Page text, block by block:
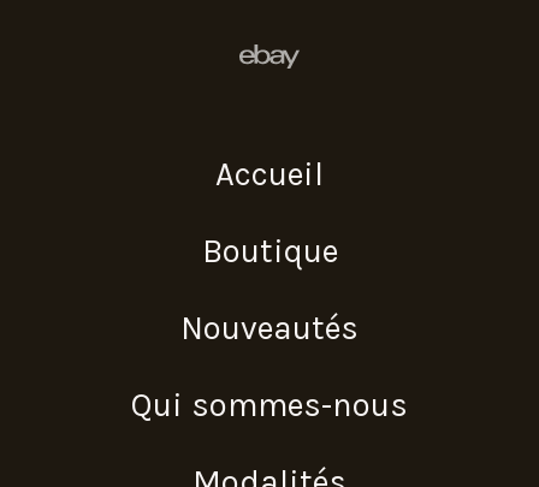
Accueil
Boutique
Nouveautés
Qui sommes-nous